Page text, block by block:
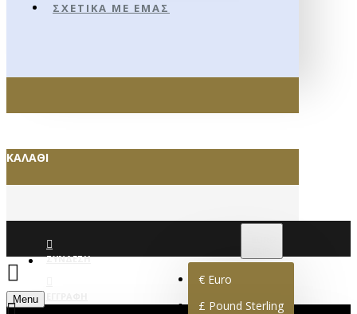
ΣΧΕΤΙΚΆ ΜΕ ΕΜΆΣ
ΚΑΛΆΘΙ
ΣΎΝΔΕΣΗ
€ Euro
£ Pound Sterling
Menu